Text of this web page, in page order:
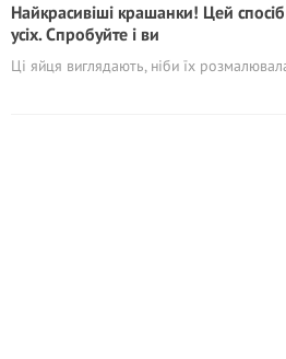
Найкрасивіші крашанки! Цей
усіх. Спробуйте і ви
Ці яйця виглядають, ніби їх